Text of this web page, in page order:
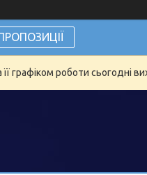
графіком роботи сьогодні